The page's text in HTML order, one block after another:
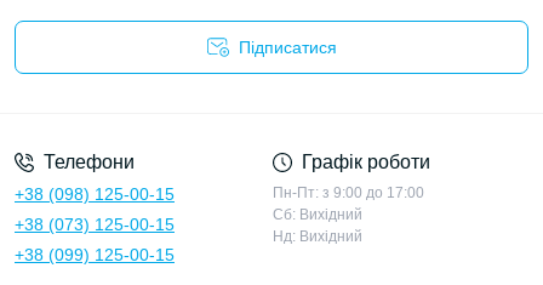
Підписатися
Телефони
+38 (098) 125-00-15
+38 (073) 125-00-15
+38 (099) 125-00-15
Графік роботи
Пн-Пт: з 9:00 до 17:00
Сб: Вихідний
Нд: Вихідний